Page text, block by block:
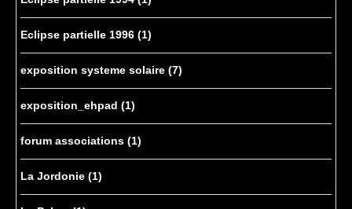
Eclipse partielle 1996 (1)
exposition systeme solaire (7)
exposition_ehpad (1)
forum associations (1)
La Jordonie (1)